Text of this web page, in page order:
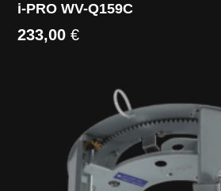
i-PRO WV-Q159C
233,00€